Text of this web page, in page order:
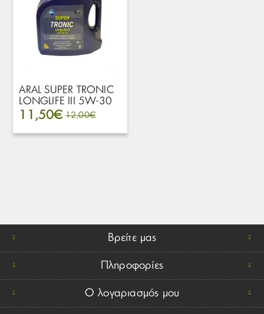
ARAL SUPER TRONIC
LONGLIFE III 5W-30
1L έως 60L
11,50€ 12,00€
Βρείτε μας
Πληροφορίες
Ο λογαριασμός μου